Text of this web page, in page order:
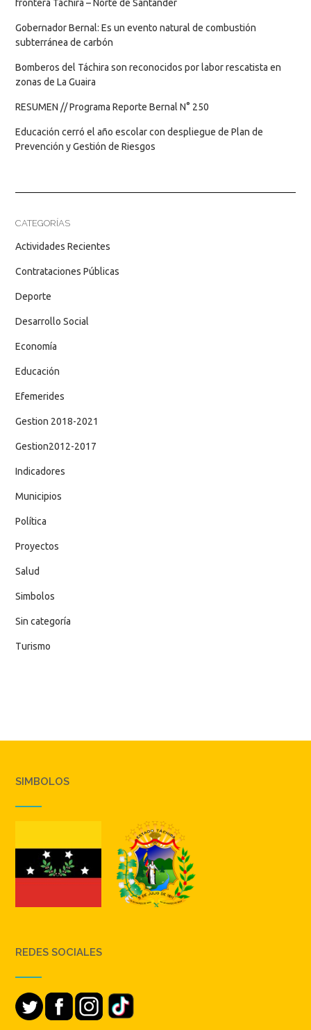
frontera Táchira – Norte de Santander
Gobernador Bernal: Es un evento natural de combustión
subterránea de carbón
Bomberos del Táchira son reconocidos por labor rescatista en
zonas de La Guaira
RESUMEN // Programa Reporte Bernal N° 250
Educación cerró el año escolar con despliegue de Plan de
Prevención y Gestión de Riesgos
CATEGORÍAS
Actividades Recientes
Contrataciones Públicas
Deporte
Desarrollo Social
Economía
Educación
Efemerides
Gestion 2018-2021
Gestion2012-2017
Indicadores
Municipios
Política
Proyectos
Salud
Simbolos
Sin categoría
Turismo
SIMBOLOS
REDES SOCIALES